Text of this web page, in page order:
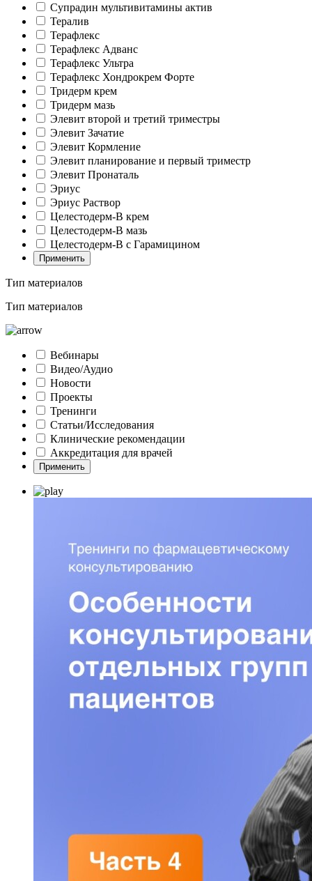
Супрадин мультивитамины актив
Тералив
Терафлекс
Терафлекс Адванс
Терафлекс Ультра
Терафлекс Хондрокрем Форте
Тридерм крем
Тридерм мазь
Элевит второй и третий триместры
Элевит Зачатие
Элевит Кормление
Элевит планирование и первый триместр
Элевит Пронаталь
Эриус
Эриус Раствор
Целестодерм-В крем
Целестодерм-В мазь
Целестодерм-В с Гарамицином
Применить
Тип материалов
Тип материалов
Вебинары
Видео/Аудио
Новости
Проекты
Тренинги
Статьи/Исследования
Клинические рекомендации
Аккредитация для врачей
Применить